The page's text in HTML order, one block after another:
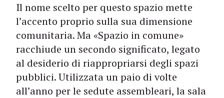
Il nome scelto per questo spazio mette
l’accento proprio sulla sua dimensione
comunitaria. Ma «Spazio in comune»
racchiude un secondo significato, legato
al desiderio di riappropriarsi degli spazi
pubblici. Utilizzata un paio di volte
all’anno per le sedute assembleari, la sala